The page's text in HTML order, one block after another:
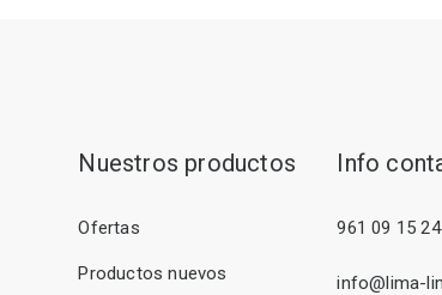
Nuestros productos
Ofertas
Productos nuevos
Info
961 09 15 24
info@lima-